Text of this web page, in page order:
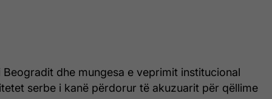
Beogradit dhe mungesa e veprimit institucional
serbe i kanë përdorur të akuzuarit për qëllime